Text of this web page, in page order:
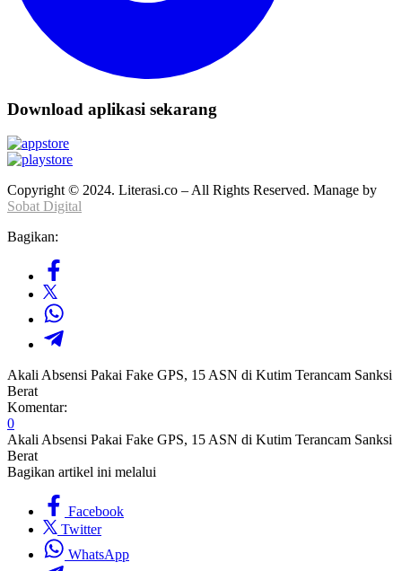
Download aplikasi sekarang
Copyright © 2024. Literasi.co – All Rights Reserved. Manage by
Sobat Digital
Bagikan:
Akali Absensi Pakai Fake GPS, 15 ASN di Kutim Terancam Sanksi
Berat
Komentar:
0
Akali Absensi Pakai Fake GPS, 15 ASN di Kutim Terancam Sanksi
Berat
Bagikan artikel ini melalui
Facebook
Twitter
WhatsApp